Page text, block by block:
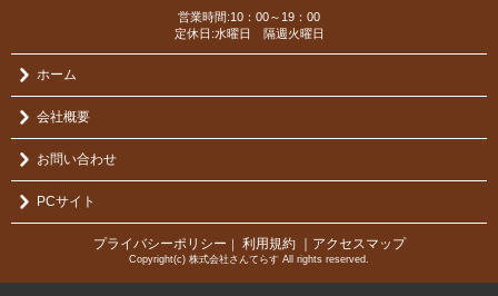
営業時間:10：00～19：00
定休日:水曜日 隔週火曜日
ホーム
会社概要
お問い合わせ
PCサイト
プライバシーポリシー ｜ 利用規約 ｜アクセスマップ
Copyright(c) 株式会社さんてらす All rights reserved.